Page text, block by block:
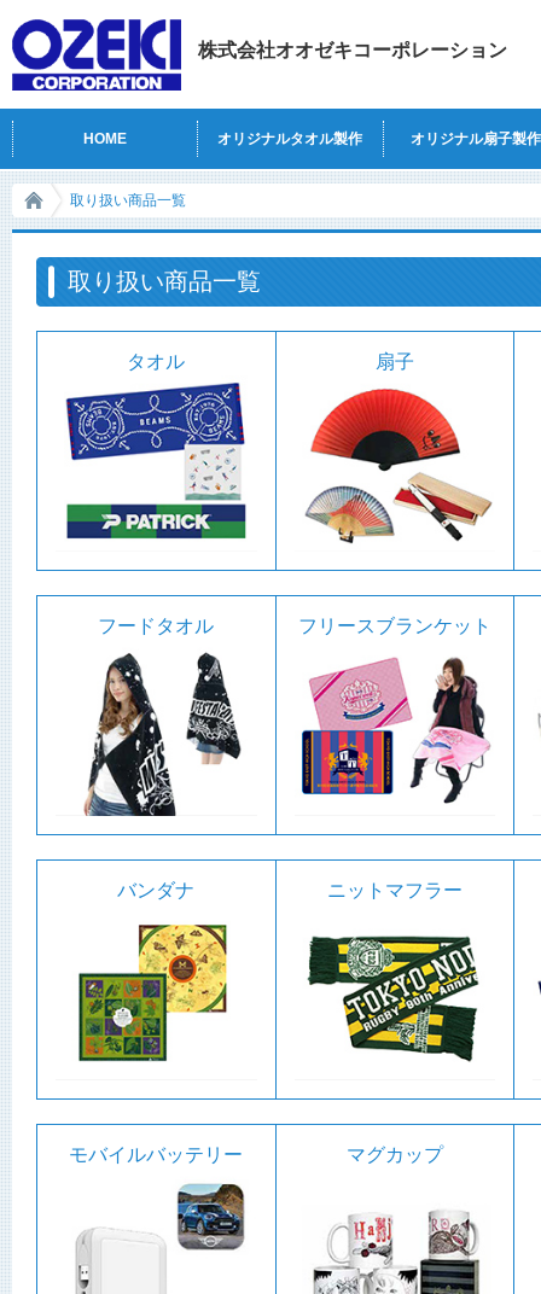
株式会社オオゼキコーポレーション
HOME オリジナルタオル製作 オリジナル扇子製作
取り扱い商品一覧
取り扱い商品一覧
タオル 扇子
フードタオル フリースブランケット
バンダナ ニットマフラー
モバイルバッテリー マグカップ